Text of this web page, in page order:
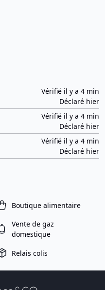
Vérifié il y a 4 min
Déclaré hier
Vérifié il y a 4 min
Déclaré hier
Vérifié il y a 4 min
Déclaré hier
Boutique alimentaire
Vente de gaz
domestique
Relais colis